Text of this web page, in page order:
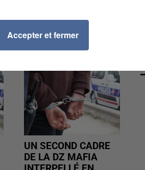
UN SECOND CADRE
DE LA DZ MAFIA
Accepter et fermer